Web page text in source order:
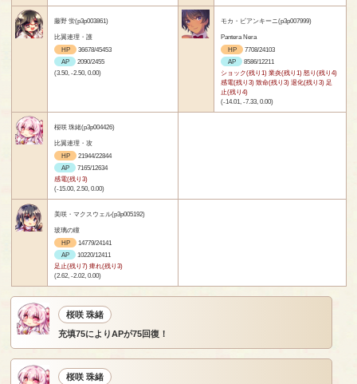
藤野 蛍(p3p003861)
比翼連理・護
HP
36678/45453
AP
2090/2455
(3.50, -2.50, 0.00)
モカ・ビアンキーニ(p3p007999)
Pantera Nera
HP
7708/24103
AP
8586/12211
ショック(残り1) 業炎(残り1) 怒り(残り4)
感電(残り3) 致命(残り3) 退化(残り3) 足
止(残り4)
(-14.01, -7.33, 0.00)
桜咲 珠緒(p3p004426)
比翼連理・攻
HP
21944/22844
AP
7165/12634
感電(残り3)
(-15.00, 2.50, 0.00)
美咲・マクスウェル(p3p005192)
玻璃の瞳
HP
14779/24141
AP
10220/12411
足止(残り7) 痺れ(残り3)
(2.62, -2.02, 0.00)
桜咲 珠緒
充填75によりAPが75回復！
桜咲 珠緒